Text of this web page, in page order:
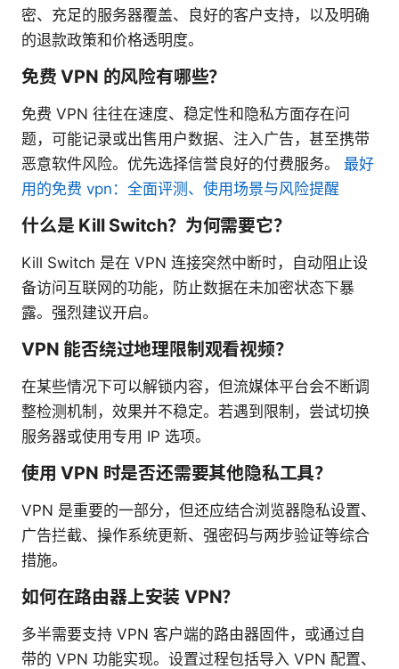
密、充足的服务器覆盖、良好的客户支持，以及明确
的退款政策和价格透明度。
免费 VPN 的风险有哪些？
免费 VPN 往往在速度、稳定性和隐私方面存在问
题，可能记录或出售用户数据、注入广告，甚至携带
恶意软件风险。优先选择信誉良好的付费服务。 最好
用的免费 vpn：全面评测、使用场景与风险提醒
什么是 Kill Switch？为何需要它？
Kill Switch 是在 VPN 连接突然中断时，自动阻止设
备访问互联网的功能，防止数据在未加密状态下暴
露。强烈建议开启。
VPN 能否绕过地理限制观看视频？
在某些情况下可以解锁内容，但流媒体平台会不断调
整检测机制，效果并不稳定。若遇到限制，尝试切换
服务器或使用专用 IP 选项。
使用 VPN 时是否还需要其他隐私工具？
VPN 是重要的一部分，但还应结合浏览器隐私设置、
广告拦截、操作系统更新、强密码与两步验证等综合
措施。
如何在路由器上安装 VPN？
多半需要支持 VPN 客户端的路由器固件，或通过自
带的 VPN 功能实现。设置过程包括导入 VPN 配置、